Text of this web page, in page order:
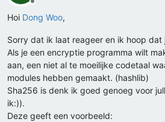
Offline
Hoi Dong Woo,
Sorry dat ik laat reageer en ik hoop dat
Als je een encryptie programma wilt
aan, een niet al te moeilijke codetaal
modules hebben gemaakt. (hashlib)
Sha256 is denk ik goed genoeg voor
ik:)).
Deze geeft een voorbeeld: